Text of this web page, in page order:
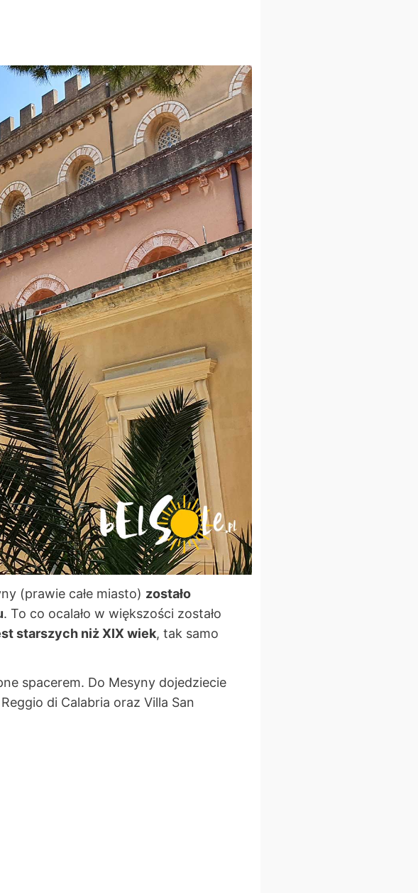
(prawie całe miasto) zostało
. To co ocalało w większości zostało
starszych niż XIX wiek, tak samo
spacerem. Do Mesyny dojedziecie
di Calabria oraz Villa San